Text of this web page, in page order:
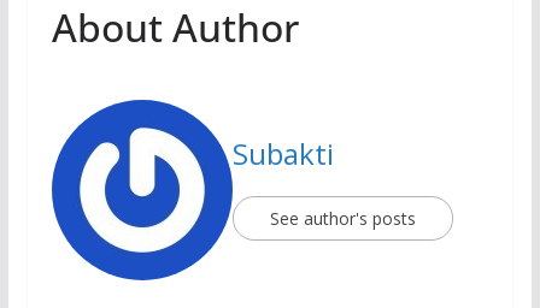
About Author
Subakti
See author's posts